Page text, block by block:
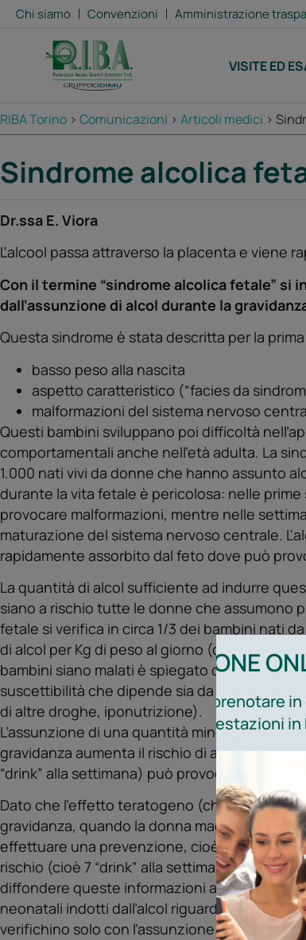
Chi siamo Convenzioni Amministrazione
VISITE ED
RIBA Torino > Comunicazioni > Articoli medici >
Sindrome alcolica
Dr.ssa E. Viora
Ľalcool passa attraverso la placenta e viene
Con il termine “sindrome alcolica fetale”
dalľassunzione di alcol durante la
Questa sindrome è stata descritta per la
basso peso alla nascita
aspetto caratteristico (“facies da
malformazioni del sistema nervoso
Questi bambini sviluppano poi difficoltà
comportamentali anche nell’età adulta. La
1.000 nati vivi da donne che hanno assunto
durante la vita fetale è pericolosa: nelle
provocare malformazioni, mentre nelle
maturazione del sistema nervoso centrale.
rapidamente assorbito dal feto dove può
La quantità di alcol sufficiente ad indurre
siano a rischio tutte le donne che assumono
fetale si verifica in circa 1/3 dei bambini nati
di alcol per Kg di peso al giorno (che equivale
bambini siano malati è spiegato con la
suscettibilità che dipende sia da fattori
di altre droghe, iponutrizione).
L’assunzione di una quantità minore di alcol
gravidanza aumenta il rischio di aborto
“drink” alla settimana) può provocare una
Dato che ľeffetto teratogeno (che causa
gravidanza, quando la donna magari non sa
effettuare una prevenzione, cioè ridurre
rischio (cioè 7 “drink” alla settimana) quando
diffondere queste informazioni a tutte le
neonatali indotti dalľalcol riguardino solo le
verifichino solo con ľassunzione di elevate
PRENOTAZIONE
Ricordiamo che è possibile prenotare
comodamente online, le prestazioni in